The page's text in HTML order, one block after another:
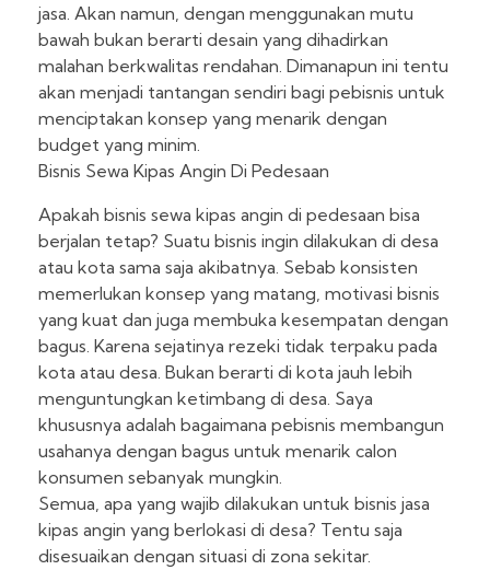
jasa. Akan namun, dengan menggunakan mutu
bawah bukan berarti desain yang dihadirkan
malahan berkwalitas rendahan. Dimanapun ini tentu
akan menjadi tantangan sendiri bagi pebisnis untuk
menciptakan konsep yang menarik dengan
budget yang minim.
Bisnis Sewa Kipas Angin Di Pedesaan
Apakah bisnis sewa kipas angin di pedesaan bisa
berjalan tetap? Suatu bisnis ingin dilakukan di desa
atau kota sama saja akibatnya. Sebab konsisten
memerlukan konsep yang matang, motivasi bisnis
yang kuat dan juga membuka kesempatan dengan
bagus. Karena sejatinya rezeki tidak terpaku pada
kota atau desa. Bukan berarti di kota jauh lebih
menguntungkan ketimbang di desa. Saya
khususnya adalah bagaimana pebisnis membangun
usahanya dengan bagus untuk menarik calon
konsumen sebanyak mungkin.
Semua, apa yang wajib dilakukan untuk bisnis jasa
kipas angin yang berlokasi di desa? Tentu saja
disesuaikan dengan situasi di zona sekitar.